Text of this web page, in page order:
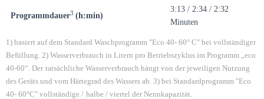
Programmdauer3 (h:min)
3:13 / 2:34 / 2:32
Minuten
1) basiert auf dem Standard Waschprogramm "Eco 40- 60° C" bei vollständiger
Befüllung. 2) Wasserverbrauch in Litern pro Betriebszyklus im Programm „eco
40-60“. Der tatsächliche Wasserverbrauch hängt von der jeweiligen Nutzung
des Geräts und vom Härtegrad des Wassers ab. 3) bei Standardprogramm "Eco
40- 60°C" vollständige / halbe / viertel der Nennkapazität.